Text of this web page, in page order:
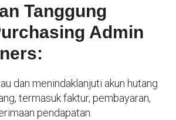
Tanggung
Admin
dan menindaklanjuti akun hutang
termasuk faktur, pembayaran,
pendapatan.